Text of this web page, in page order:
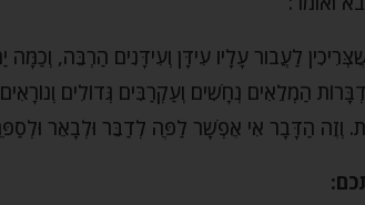
לַעֲבֹור עָלָיו עִידָּן וְעִידָּנִים הַרְבֵּה, וְכַמָּה
הַמְלֵאִים נְחָשִׁים וְעַקְרַבִּים גְּדוֹלִים
הַדָּבָר אִי אֶפְשָׁר לַפֶּה לְדַבֵּר וּלְבָאֵר